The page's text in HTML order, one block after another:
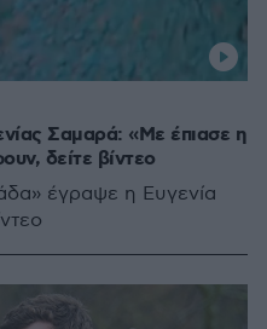
Σαμαρά: «Με έπιασε η
δείτε βίντεο
έγραψε η Ευγενία